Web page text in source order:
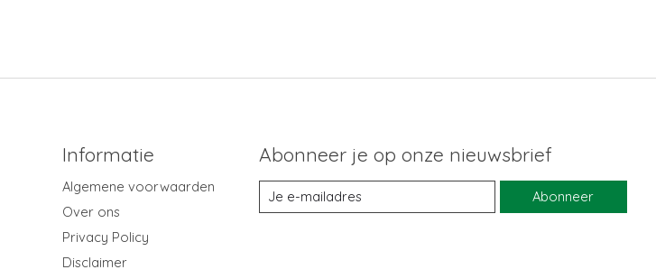
Informatie
Algemene voorwaarden
Over ons
Privacy Policy
Disclaimer
Abonneer je op onze nieuwsbrief
Abonneer